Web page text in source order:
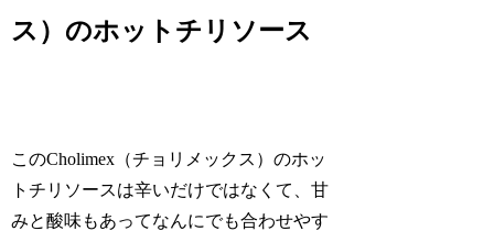
ス）のホットチリソース
このCholimex（チョリメックス）のホッ
トチリソースは辛いだけではなくて、甘
みと酸味もあってなんにでも合わせやす